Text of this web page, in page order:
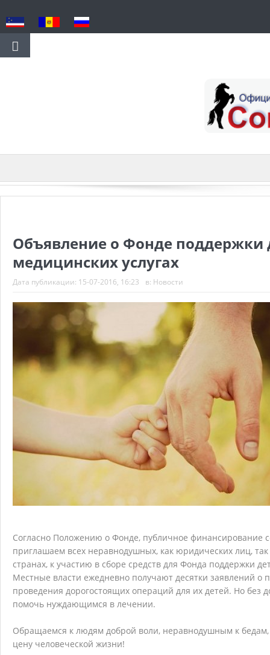
Объявление о Фонде
медицинских услугах
Дата публикации: 15-07-2016, 16:23 в: Новости
Согласно Положению о Фонде, публичное финансирование
приглашаем всех неравнодушных, как юридических лиц,
странах, к участию в сборе средств для Фонда поддержки
Местные власти ежедневно получают десятки заявлений
проведения дорогостоящих операций для их детей. Но без
помочь нуждающимся в лечении.
Обращаемся к людям доброй воли, неравнодушным к
цену человеческой жизни!